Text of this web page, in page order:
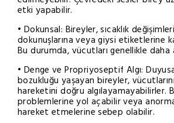
etki yapabilir.
• Dokunsal: Bireyler, sıcaklık
dokunuşlarına veya giysi etiketlerine
Bu durumda, vücutları genellikle
• Denge ve Propriyoseptif Algı:
bozukluğu yaşayan bireyler,
hareketini doğru algılayamayabilirler.
problemlerine yol açabilir veya
hareket etmelerine sebep olabilir.